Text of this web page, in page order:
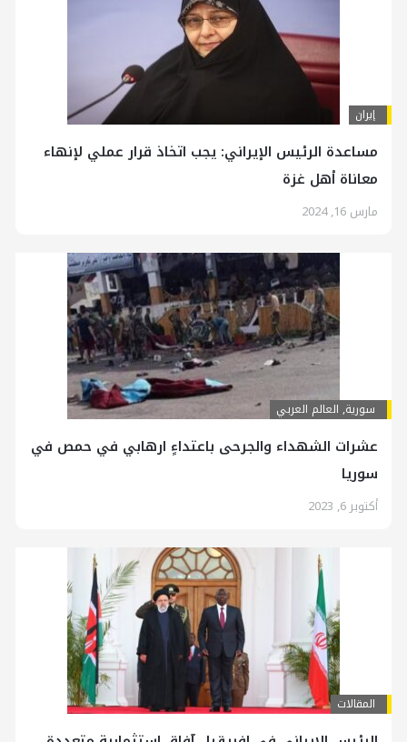
إيران
مساعدة الرئيس الإيراني: يجب اتخاذ قرار عملي لإنهاء
معاناة أهل غزة
مارس 16, 2024
سورية, العالم العربي
عشرات الشهداء والجرحى باعتداءٍ ارهابي في حمص في
سوريا
أكتوبر 6, 2023
المقالات